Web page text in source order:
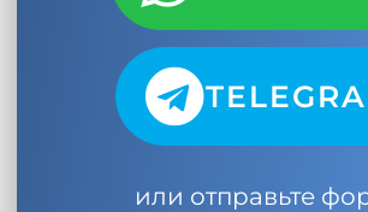
или отправьте